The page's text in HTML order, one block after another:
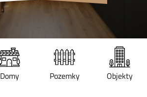
Domy Pozemky Objekty